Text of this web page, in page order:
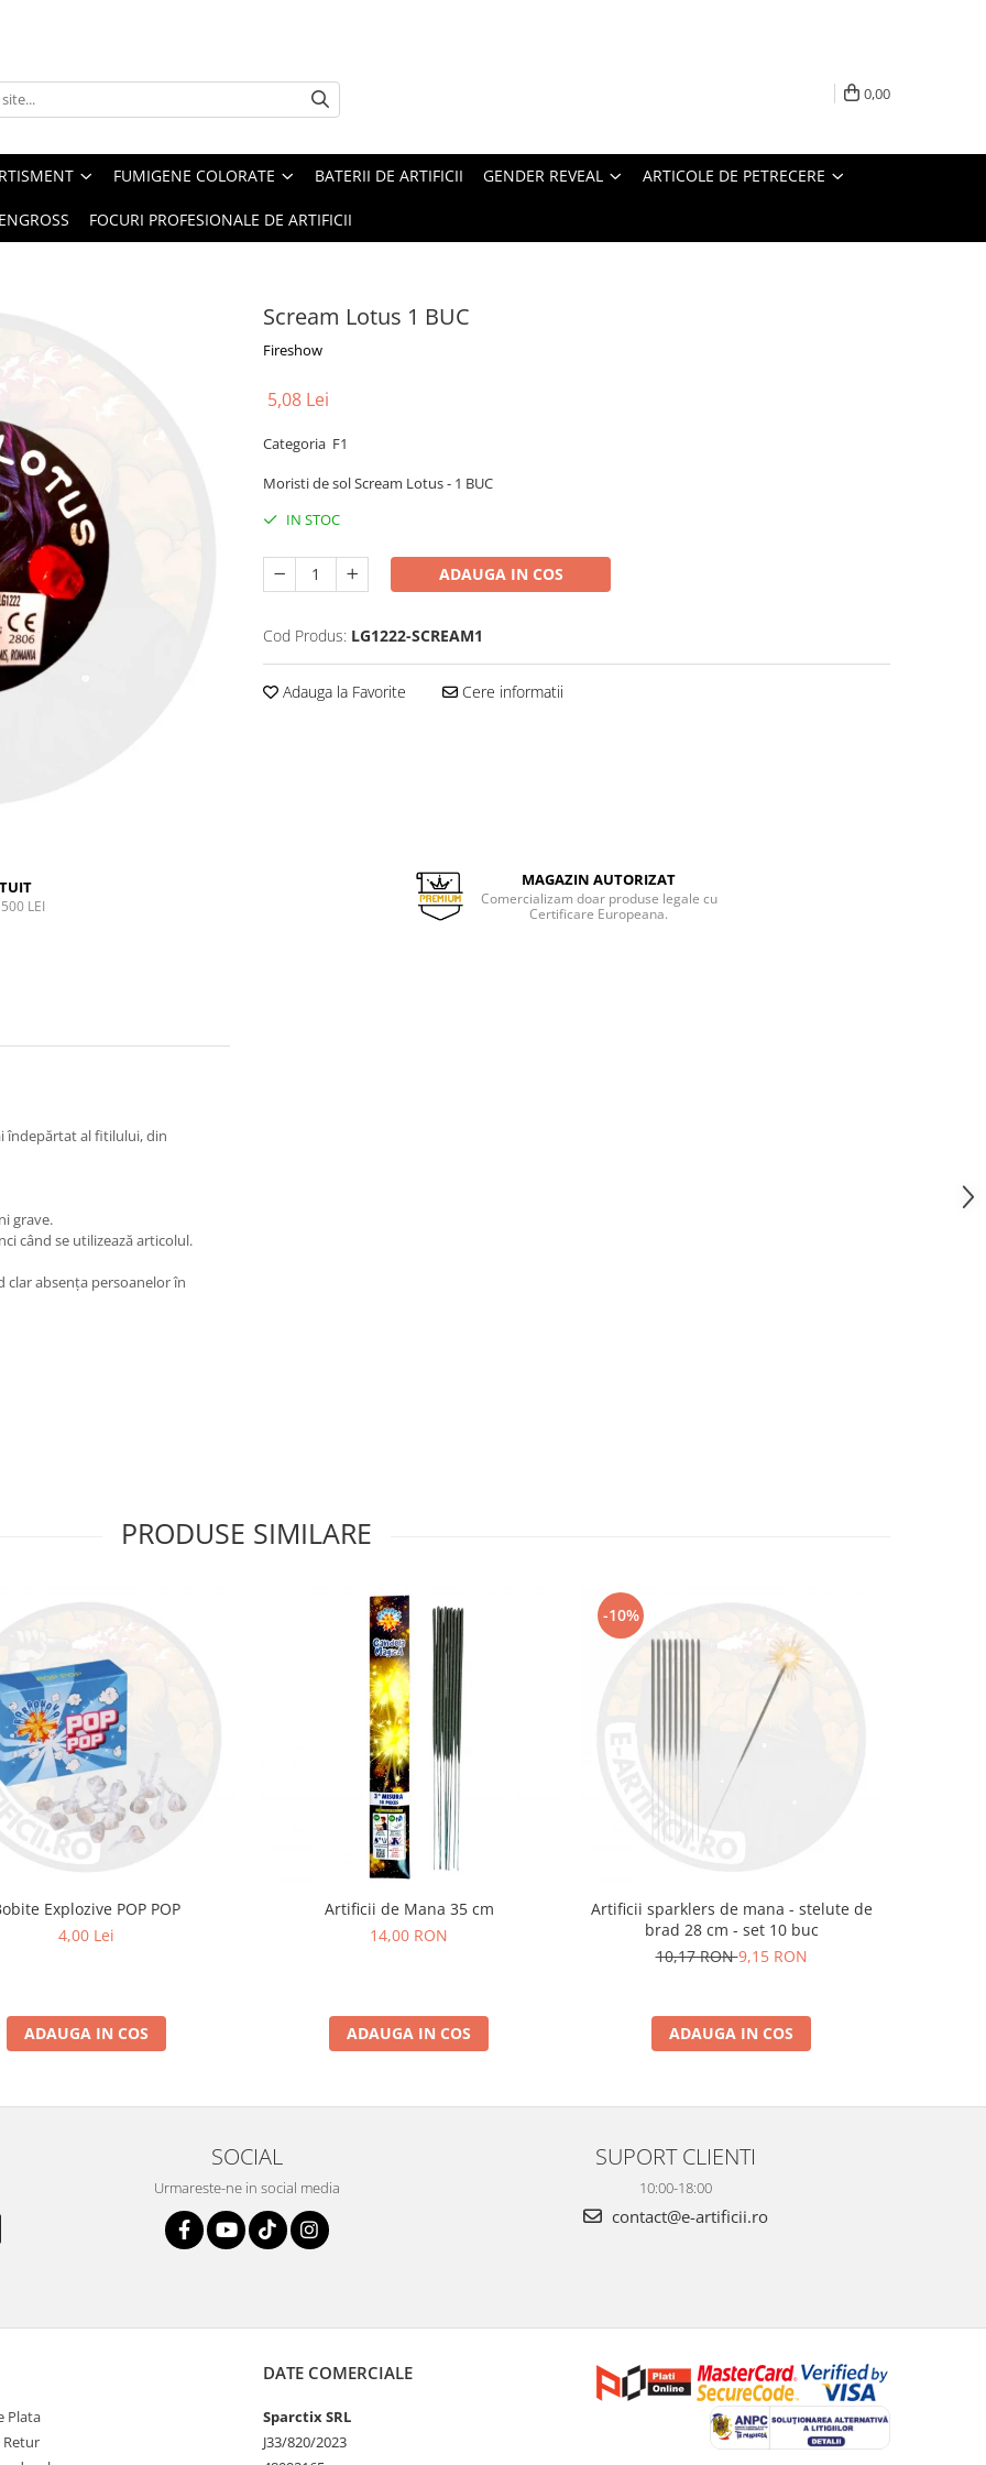
0,00
FUMIGENE COLORATE BATERII DE ARTIFICII GENDER REVEAL ARTICOLE DE PETRECERE
FOCURI PROFESIONALE DE ARTIFICII
Scream Lotus 1 BUC
Fireshow
5,08 Lei
Categoria F1
Moristi de sol Scream Lotus - 1 BUC
IN STOC
ADAUGA IN COS
Cod Produs: LG1222-SCREAM1
Adauga la Favorite Cere informatii
LEI
MAGAZIN AUTORIZAT
Comercializam doar produse legale cu
Certificare Europeana.
îndepărtat al fitilului, din
grave.
când se utilizează articolul.
clar absența persoanelor în
PRODUSE SIMILARE
Explozive POP POP
4,00 Lei
ADAUGA IN COS
Artificii de Mana 35 cm
14,00 RON
ADAUGA IN COS
-10%
Artificii sparklers de mana - stelute de
brad 28 cm - set 10 buc
10,17 RON9,15 RON
ADAUGA IN COS
SOCIAL
Urmareste-ne in social media
SUPORT CLIENTI
10:00-18:00
contact@e-artificii.ro
Plata
Retur
DATE COMERCIALE
Sparctix SRL
J33/820/2023